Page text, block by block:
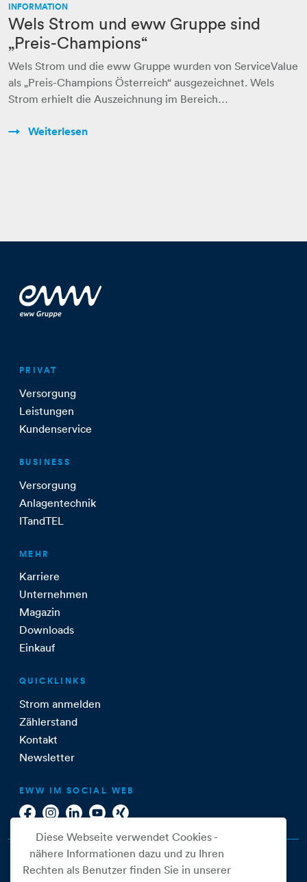
INFORMATION
Wels Strom und eww Gruppe sind
„Preis-Champions“
Wels Strom und die eww Gruppe wurden von ServiceValue
als „Preis-Champions Österreich“ ausgezeichnet. Wels
Strom erhielt die Auszeichnung im Bereich…
Weiterlesen
PRIVAT
Versorgung
Leistungen
Kundenservice
BUSINESS
Versorgung
Anlagentechnik
ITandTEL
MEHR
Karriere
Unternehmen
Magazin
Downloads
Einkauf
QUICKLINKS
Strom anmelden
Zählerstand
Kontakt
Newsletter
EWW IM SOCIAL WEB
Diese Webseite verwendet Cookies -
nähere Informationen dazu und zu Ihren
Rechten als Benutzer finden Sie in unserer